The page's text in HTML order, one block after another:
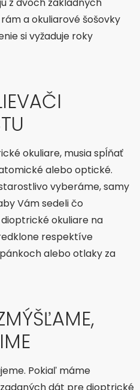
a okuliarové šošovky
si vyžaduje roky
okuliare, musia spĺňať
alebo optické.
vyberáme, samy
Vám sedeli čo
okuliare na
respektíve
alebo otlaky za
Pokiaľ máme
dát pre dioptrické